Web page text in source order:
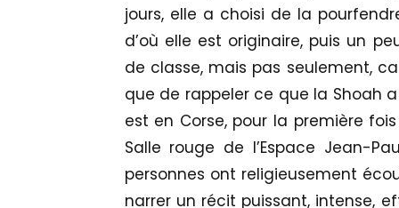
jours, elle a choisi de la
d’où elle est originaire, puis un
de classe, mais pas seulement,
que de rappeler ce que la Shoah
est en Corse, pour la première
Salle rouge de l’Espace Jean-
personnes ont religieusement
narrer un récit puissant, intense,